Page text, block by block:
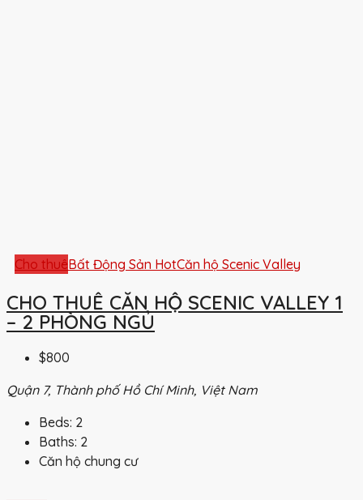
Cho thuêBất Động Sản HotCăn hộ Scenic Valley
CHO THUÊ CĂN HỘ SCENIC VALLEY 1
– 2 PHÒNG NGỦ
$800
Quận 7, Thành phố Hồ Chí Minh, Việt Nam
Beds: 2
Baths: 2
Căn hộ chung cư